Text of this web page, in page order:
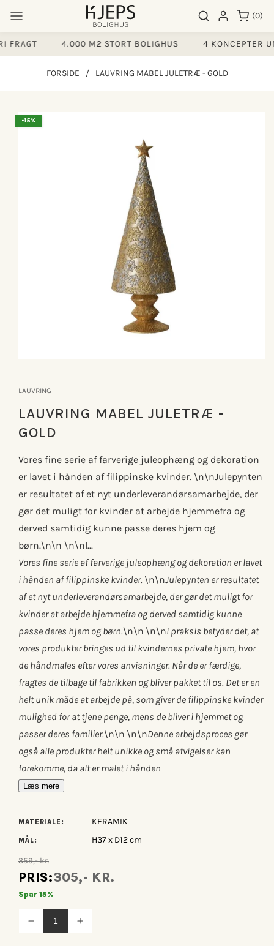
indhold
Søgeresultater
Log ind (0)
0
varer
4.000 M2 STORT BOLIGHUS 4 KONCEPTER
FORSIDE / LAUVRING MABEL JULETRÆ - GOLD
-15%
til
iLAUVRING
LAUVRING MABEL JULETRÆ -
GOLD
Vores fine serie af farverige juleophæng og dekoration
er lavet i hånden af filippinske kvinder. \n\nJulepynten
er resultatet af et nyt underleverandørsamarbejde, der
gør det muligt for kvinder at arbejde hjemmefra og
derved samtidig kunne passe deres hjem og
børn.\n\n \n\nI...
Vores fine serie af farverige juleophæng og dekoration er lavet
i hånden af filippinske kvinder. \n\nJulepynten er resultatet
af et nyt underleverandørsamarbejde, der gør det muligt for
kvinder at arbejde hjemmefra og derved samtidig kunne
passe deres hjem og børn.\n\n \n\nI praksis betyder det, at
vores produkter bringes ud til kvindernes private hjem, hvor
de håndmales efter vores anvisninger. Når de er færdige,
fragtes de tilbage til fabrikken og bliver pakket til os. Det er en
helt unik måde at arbejde på, som giver de filippinske kvinder
mulighed for at tjene penge, mens de bliver i hjemmet og
passer deres familier.\n\n \n\nDenne arbejdsproces gør
også alle produkter helt unikke og små afvigelser kan
forekomme, da alt er malet i hånden
Læs mere
MATERIALE: KERAMIK
MÅL: H37 x D12 cm
359,- kr.
PRIS:305,- KR.
Spar 15%
Reducer
antallet
Øg